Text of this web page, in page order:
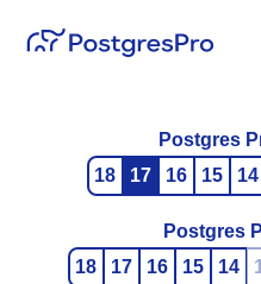
Postgres
18
17 16 15 14
Postgres
18
17 16 15 14